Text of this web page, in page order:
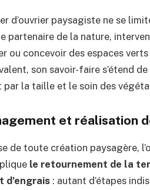
d’ouvrier paysagiste ne se
partenaire de la nature,
ou concevoir des espaces
son savoir-faire s’étend
par la taille et le soin des
et réalisation
de toute création paysagère,
le retournement de la
d’engrais : autant d’étapes